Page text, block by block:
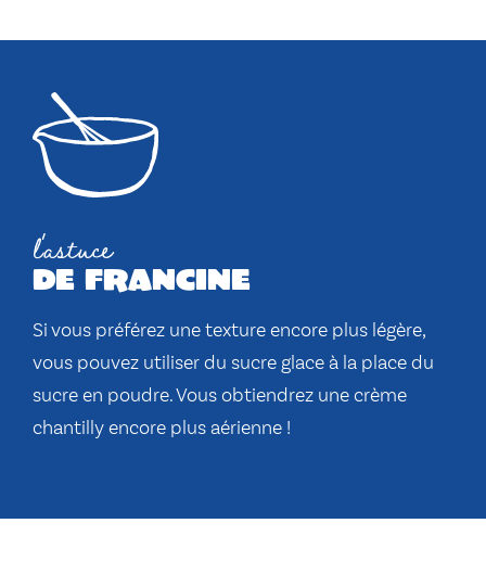
l'astuce
de francine
Si vous préférez une texture encore plus légère,
vous pouvez utiliser du sucre glace à la place du
sucre en poudre. Vous obtiendrez une crème
chantilly encore plus aérienne !